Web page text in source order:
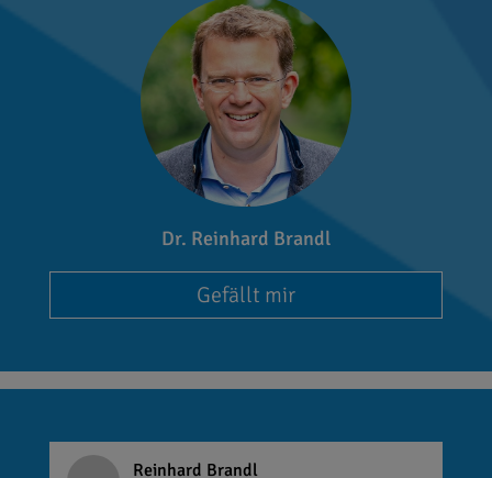
Dr. Reinhard Brandl
Gefällt mir
Reinhard Brandl